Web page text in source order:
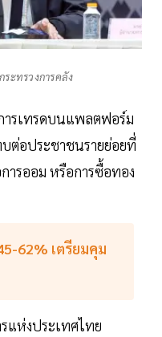
ะทรวงการคลัง
ารเทรดบนแพลตฟอร์ม
ต่อประชาชนรายย่อยที่
ารออม หรือการซื้อทอง
62% เตรียมคุม
แห่งประเทศไทย